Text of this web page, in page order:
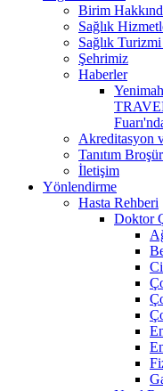
Birim
Sağlık
Sağlık Turizmi
Şehrimiz
Haberler
Akreditasyon
Tanıtım
İletişim
Yönlendirme
Hasta Rehberi
Doktor